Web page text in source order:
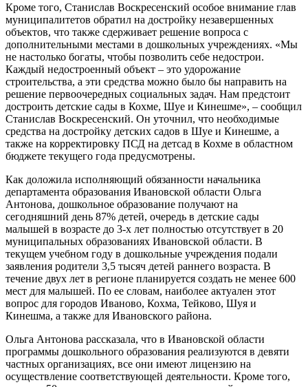
Кроме того, Станислав Воскресенский особое внимание глав
муниципалитетов обратил на достройку незавершенных
объектов, что также сдерживает решение вопроса с
дополнительными местами в дошкольных учреждениях. «Мы
не настолько богаты, чтобы позволить себе недострои.
Каждый недостроенный объект – это удорожание
строительства, а эти средства можно было бы направить на
решение первоочередных социальных задач. Нам предстоит
достроить детские сады в Кохме, Шуе и Кинешме», – сообщил
Станислав Воскресенский. Он уточнил, что необходимые
средства на достройку детских садов в Шуе и Кинешме, а
также на корректировку ПСД на детсад в Кохме в областном
бюджете текущего года предусмотрены.
Как доложила исполняющий обязанности начальника
департамента образования Ивановской области Ольга
Антонова, дошкольное образование получают на
сегодняшний день 87% детей, очередь в детские сады
малышей в возрасте до 3-х лет полностью отсутствует в 20
муниципальных образованиях Ивановской области. В
текущем учебном году в дошкольные учреждения подали
заявления родители 3,5 тысяч детей раннего возраста. В
течение двух лет в регионе планируется создать не менее 600
мест для малышей. По ее словам, наиболее актуален этот
вопрос для городов Иваново, Кохма, Тейково, Шуя и
Кинешма, а также для Ивановского района.
Ольга Антонова рассказала, что в Ивановской области
программы дошкольного образования реализуются в девяти
частных организациях, все они имеют лицензию на
осуществление соответствующей деятельности. Кроме того,